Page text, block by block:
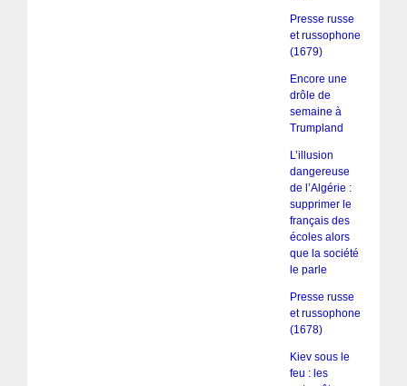
Presse russe
et russophone
(1679)
Encore une
drôle de
semaine à
Trumpland
L’illusion
dangereuse
de l’Algérie :
supprimer le
français des
écoles alors
que la société
le parle
Presse russe
et russophone
(1678)
Kiev sous le
feu : les